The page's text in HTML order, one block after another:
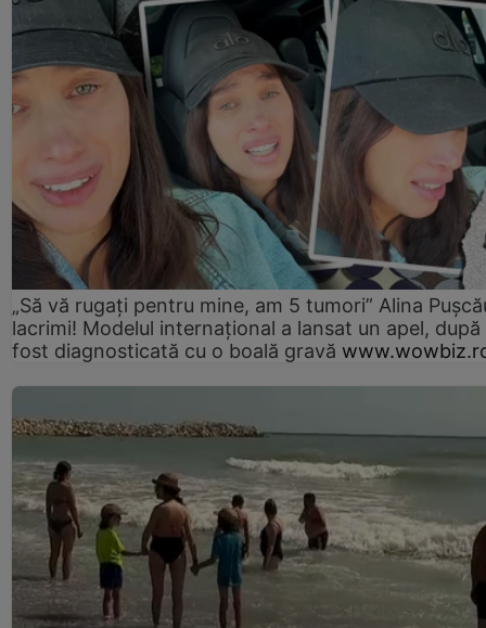
„Să vă rugați pentru mine, am 5 tumori” Alina
lacrimi! Modelul internațional a lansat un apel, după
fost diagnosticată cu o boală gravă